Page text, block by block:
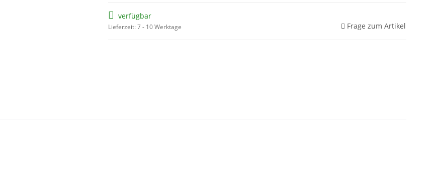
verfügbar
Lieferzeit: 7 - 10 Werktage Frage zum Artikel